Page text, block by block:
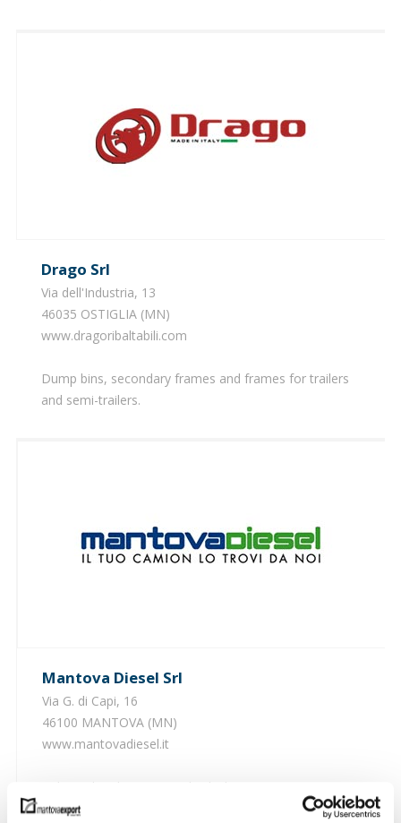
Drago Srl
Via dell'Industria, 13
46035 OSTIGLIA (MN)
www.dragoribaltabili.com
​Dump bins, secondary frames and frames for trailers
and semi-trailers.
Mantova Diesel Srl
Via G. di Capi, 16
46100 MANTOVA (MN)
www.mantovadiesel.it
Industrial and commercial vehicles.